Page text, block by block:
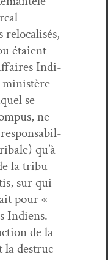
relo­cal­isés,
étaient
Indi­
min­istère
se
ne
respon­s­abil­
qu’à
la tribu
sur qui
pour «
Indi­ens.
de la
la destruc­